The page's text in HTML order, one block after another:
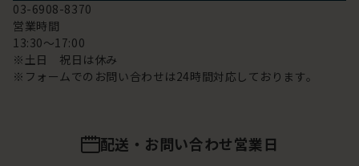
03-6908-8370
営業時間
13:30～17:00
※土日 祝日は休み
※フォームでのお問い合わせは24時間対応しております。
配送・お問い合わせ営業日